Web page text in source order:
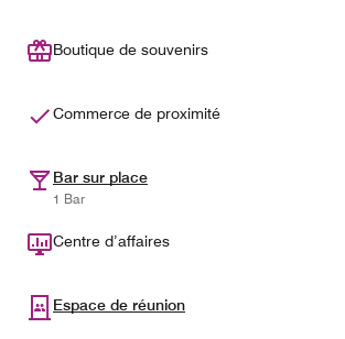
Boutique de souvenirs
Commerce de proximité
Bar sur place
1 Bar
Centre d’affaires
Espace de réunion